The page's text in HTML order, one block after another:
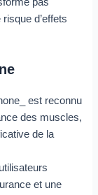
d’effets
est reconnu
des muscles,
de la
et une